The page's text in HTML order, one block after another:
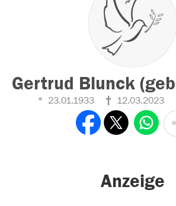
Gertrud Blunck
23.01.1933 12.03.2023
Anzeige